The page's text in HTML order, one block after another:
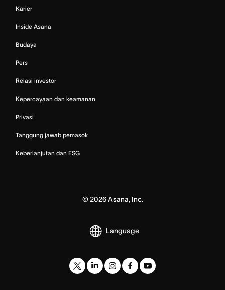
Karier
Inside Asana
Budaya
Pers
Relasi investor
Kepercayaan dan keamanan
Privasi
Tanggung jawab pemasok
Keberlanjutan dan ESG
©2026Asana, Inc.
Language